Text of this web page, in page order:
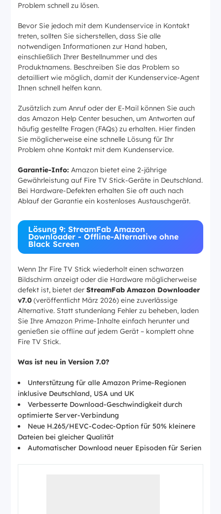
Problem schnell zu lösen.
Bevor Sie jedoch mit dem Kundenservice in Kontakt
treten, sollten Sie sicherstellen, dass Sie alle
notwendigen Informationen zur Hand haben,
einschließlich Ihrer Bestellnummer und des
Produktnamens. Beschreiben Sie das Problem so
detailliert wie möglich, damit der Kundenservice-Agent
Ihnen schnell helfen kann.
Zusätzlich zum Anruf oder der E-Mail können Sie auch
das Amazon Help Center besuchen, um Antworten auf
häufig gestellte Fragen (FAQs) zu erhalten. Hier finden
Sie möglicherweise eine schnelle Lösung für Ihr
Problem ohne Kontakt mit dem Kundenservice.
Garantie-Info: Amazon bietet eine 2-jährige
Gewährleistung auf Fire TV Stick-Geräte in Deutschland.
Bei Hardware-Defekten erhalten Sie oft auch nach
Ablauf der Garantie ein kostenloses Austauschgerät.
Lösung 9: StreamFab Amazon
Downloader - Offline-Alternative ohne
Black Screen
Wenn Ihr Fire TV Stick wiederholt einen schwarzen
Bildschirm anzeigt oder die Hardware möglicherweise
defekt ist, bietet derStreamFab Amazon Downloader
v7.0 (veröffentlicht März 2026) eine zuverlässige
Alternative. Statt stundenlang Fehler zu beheben, laden
Sie Ihre Amazon Prime-Inhalte einfach herunter und
genießen sie offline auf jedem Gerät – komplett ohne
Fire TV Stick.
Was ist neu in Version 7.0?
Unterstützung für alle Amazon Prime-Regionen
inklusive Deutschland, USA und UK
Verbesserte Download-Geschwindigkeit durch
optimierte Server-Verbindung
Neue H.265/HEVC-Codec-Option für 50% kleinere
Dateien bei gleicher Qualität
Automatischer Download neuer Episoden für Serien